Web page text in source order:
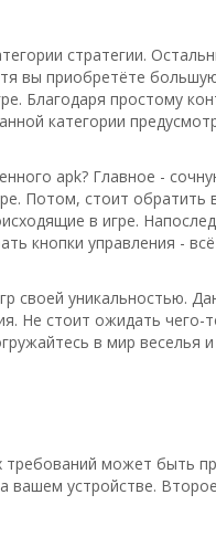
стратегии.
вы приобретёте
Благодаря простому
категории
apk? Главное -
Потом, стоит
в игре.
кнопки управления -
своей уникальностью.
Не стоит ожидать
в мир веселья
требований может быть
вашем устройстве.